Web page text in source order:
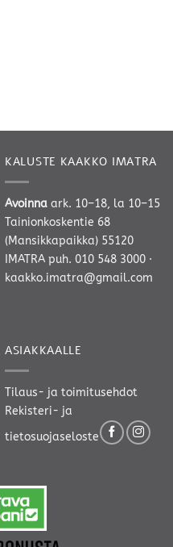
KALUSTE KAAKKO IMATRA
Avoinna ark. 10–18, la 10–15
Tainionkoskentie 68
(Mansikkapaikka) 55120
IMATRA puh. 010 548 3000 ·
kaakko.imatra@gmail.com
ASIAKKAALLE
Tilaus- ja toimitusehdot
Rekisteri- ja
tietosuojaseloste